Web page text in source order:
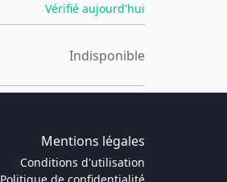
Vérifié aujourd'hui
Indisponible
Mentions légales
Conditions d'utilisation